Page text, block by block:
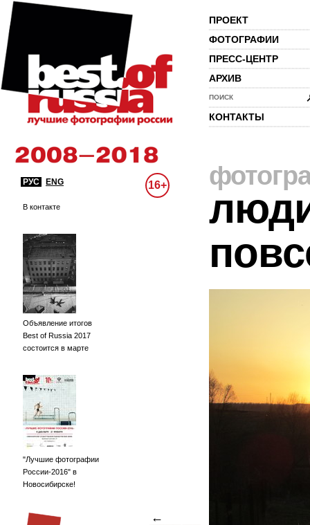
ПРОЕКТ
ФОТОГРАФИИ
ПРЕСС-ЦЕНТР
АРХИВ
ПОИСК
КОНТАКТЫ
РУС ENG 16+
В контакте
Объявление итогов
Best of Russia 2017
состоится в марте
"Лучшие фотографии
России-2016" в
Новосибирске!
←